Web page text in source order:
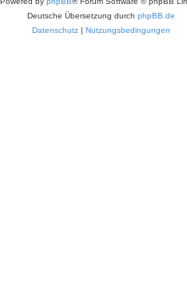
Deutsche Übersetzung durch phpBB.de
Datenschutz
Nutzungsbedingungen